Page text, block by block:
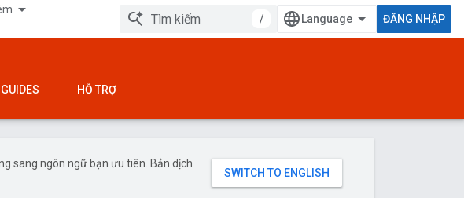
/ ĐĂNG NHẬP
HỖ TRỢ
sang ngôn ngữ bạn ưu tiên. Bản dịch